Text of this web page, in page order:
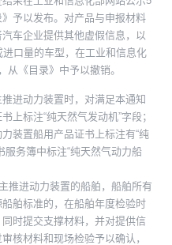
予以发布。对产品与申报材料
车企业提供其他虚假信息，以
口量的车型，在工业和信息化
从《目录》中予以撤销。
进动力装置时，对满足本通知
上标注“纯天然气发动机”字段；
装置船用产品证书上标注有“纯
服务簿中标注“纯天然气动力船
推进动力装置的船舶，船舶所有
舶标准的，在船舶年度检验时
时提交支撑材料，并对提供信
核材料和现场检验予以确认，